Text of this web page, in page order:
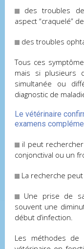
des troubles
aspect “craquelé”
des troubles
Tous ces
mais si plusieurs
simultanée ou
diagnostic de
Le vétérinaire
examens
il peut
conjonctival ou un
La recherche
Une prise de
souvent une
début d’infection.
Les méthodes de